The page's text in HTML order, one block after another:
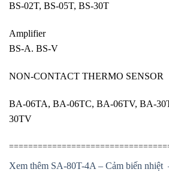
BS-02T, BS-05T, BS-30T
Amplifier
BS-A. BS-V
NON-CONTACT THERMO SENSOR
BA-06TA, BA-06TC, BA-06TV, BA-
30TV
Xem thêm SA-80T-4A – Cảm biến nhiệt